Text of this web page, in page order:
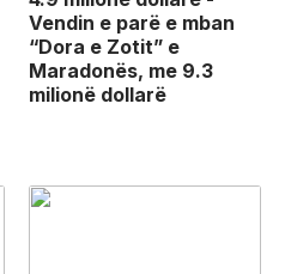
Vendin e parë e mban
“Dora e Zotit” e
Maradonës, me 9.3
milionë dollarë